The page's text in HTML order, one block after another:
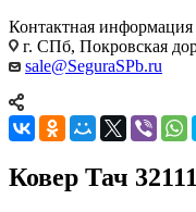
Контактная информация
г. СПб, Покровская
sale@SeguraSPb.ru
Ковер Тач